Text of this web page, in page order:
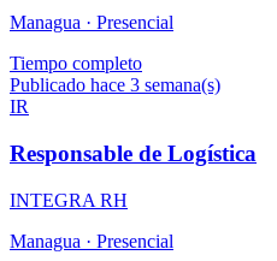
Managua · Presencial
Tiempo completo
Publicado hace 3 semana(s)
IR
Responsable de Logística
INTEGRA RH
Managua · Presencial